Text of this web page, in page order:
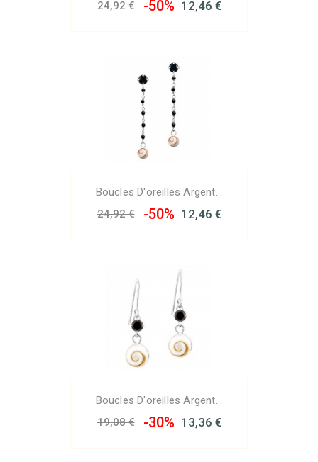
24,92 € -50% 12,46 €
Boucles D'oreilles Argent...
24,92 €
-50% 12,46 €
Boucles D'oreilles Argent...
19,08 €
-30% 13,36 €